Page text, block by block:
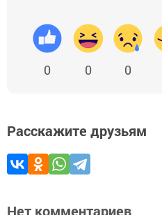
0 0 0
Расскажите друзьям
Нет комментариев